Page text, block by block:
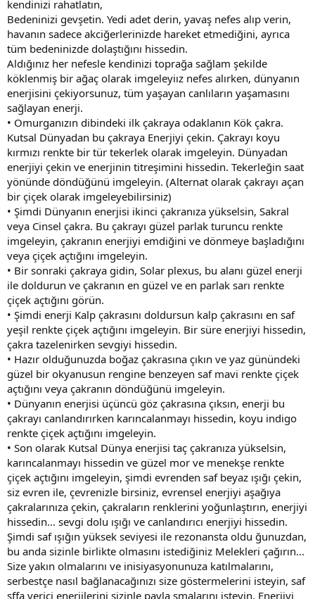
kendinizi rahatlatın,
Bedeninizi gevşetin. Yedi adet derin, yavaş nefes alıp verin,
havanın sadece akciğerlerinizde hareket etmediğini, ayrıca
tüm bedeninizde dolaştığını hissedin.
Aldığınız her nefesle kendinizi toprağa sağlam şekilde
köklenmiş bir ağaç olarak imgeleyiız nefes alırken, dünyanın
enerjisini çekiyorsunuz, tüm yaşayan canlıların yaşamasını
sağlayan enerji.
• Omurganızın dibindeki ilk çakraya odaklanın Kök çakra.
Kutsal Dünyadan bu çakraya Enerjiyi çekin. Çakrayı koyu
kırmızı renkte bir tür tekerlek olarak imgeleyin. Dünyadan
enerjiyi çekin ve enerjinin titreşimini hissedin. Tekerleğin saat
yönünde döndüğünü imgeleyin. (Alternat olarak çakrayı açan
bir çiçek olarak imgeleyebilirsiniz)
• Şimdi Dünyanın enerjisi ikinci çakranıza yükselsin, Sakral
veya Cinsel çakra. Bu çakrayı güzel parlak turuncu renkte
imgeleyin, çakranın enerjiyi emdiğini ve dönmeye başladığını
veya çiçek açtığını imgeleyin.
• Bir sonraki çakraya gidin, Solar plexus, bu alanı güzel enerji
ile doldurun ve çakranın en güzel ve en parlak sarı renkte
çiçek açtığını görün.
• Şimdi enerji Kalp çakrasını doldursun kalp çakrasını en saf
yeşil renkte çiçek açtığını imgeleyin. Bir süre enerjiyi hissedin,
çakra tazelenirken sevgiyi hissedin.
• Hazır olduğunuzda boğaz çakrasına çıkın ve yaz günündeki
güzel bir okyanusun rengine benzeyen saf mavi renkte çiçek
açtığını veya çakranın döndüğünü imgeleyin.
• Dünyanın enerjisi üçüncü göz çakrasına çıksın, enerji bu
çakrayı canlandırırken karıncalanmayı hissedin, koyu indigo
renkte çiçek açtığını imgeleyin.
• Son olarak Kutsal Dünya enerjisi taç çakranıza yükselsin,
karıncalanmayı hissedin ve güzel mor ve menekşe renkte
çiçek açtığını imgeleyin, şimdi evrenden saf beyaz ışığı çekin,
siz evren ile, çevrenizle birsiniz, evrensel enerjiyi aşağıya
çakralarınıza çekin, çakraların renklerini yoğunlaştırın, enerjiyi
hissedin... sevgi dolu ışığı ve canlandırıcı enerjiyi hissedin.
Şimdi saf ışığın yüksek seviyesi ile rezonansta oldu ğunuzdan,
bu anda sizinle birlikte olmasını istediğiniz Melekleri çağırın...
Size yakın olmalarını ve inisiyasyonunuza katılmalarını,
serbestçe nasıl bağlanacağınızı size göstermelerini isteyin, saf
şffa verici enerjilerini sizinle payla şmalarını isteyin. Enerjiyi